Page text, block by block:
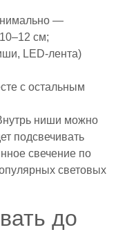
—
см;
LED-лента)
с остальным
ниши можно
подсвечивать
свечение по
световых
до